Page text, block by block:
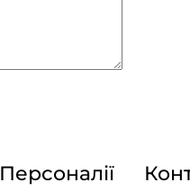
Персоналії